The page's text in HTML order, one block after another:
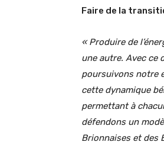
Faire de la
« Produire de
une autre. Avec ce
poursuivons notre
cette dynamique
permettant à
défendons un
Brionnaises et des